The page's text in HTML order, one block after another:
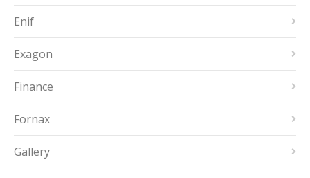
Enif
Exagon
Finance
Fornax
Gallery